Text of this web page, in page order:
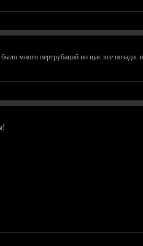
много пертрубаций но щас все позади.